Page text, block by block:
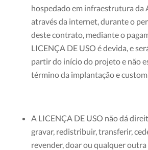
hospedado em infraestrutura da
através da internet, durante o
deste contrato, mediante o
LICENÇA DE USO é devida, e
partir do início do projeto e não
término da implantação e
A LICENÇA DE USO não dá
gravar, redistribuir, transferir,
revender, doar ou qualquer